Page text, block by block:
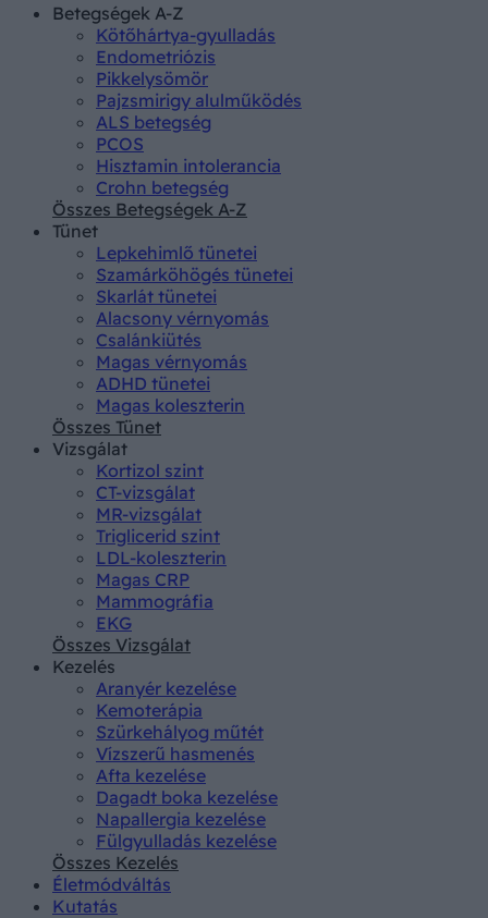
Betegségek A-Z
Kötőhártya-gyulladás
Endometriózis
Pikkelysömör
Pajzsmirigy alulműködés
ALS betegség
PCOS
Hisztamin intolerancia
Crohn betegség
Összes Betegségek A-Z
Tünet
Lepkehimlő tünetei
Szamárköhögés tünetei
Skarlát tünetei
Alacsony vérnyomás
Csalánkiütés
Magas vérnyomás
ADHD tünetei
Magas koleszterin
Összes Tünet
Vizsgálat
Kortizol szint
CT-vizsgálat
MR-vizsgálat
Triglicerid szint
LDL-koleszterin
Magas CRP
Mammográfia
EKG
Összes Vizsgálat
Kezelés
Aranyér kezelése
Kemoterápia
Szürkehályog műtét
Vízszerű hasmenés
Afta kezelése
Dagadt boka kezelése
Napallergia kezelése
Fülgyulladás kezelése
Összes Kezelés
Életmódváltás
Kutatás